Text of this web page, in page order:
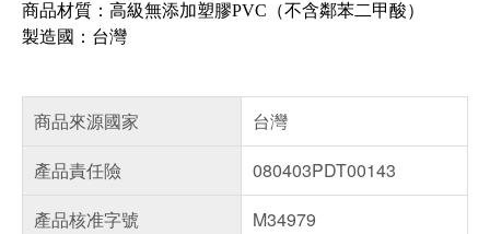
商品材質：高級無添加塑膠PVC（不含鄰苯二甲酸）
製造國：台灣
商品來源國家
台灣
產品責任險
080403PDT00143
產品核准字號
M34979